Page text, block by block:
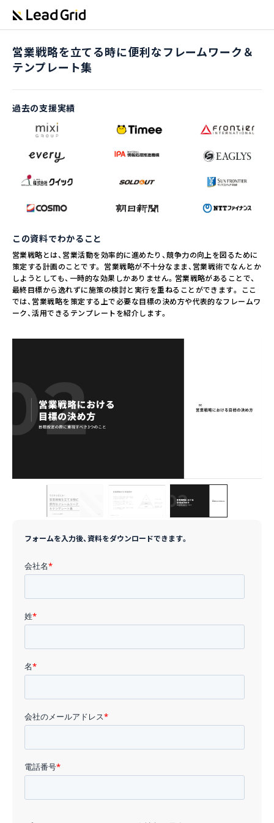
営業戦略を立てる時に便利なフレームワーク＆
テンプレート集
過去の支援実績
この資料でわかること
営業戦略とは、営業活動を効率的に進めたり、競争力の向上を図るために
策定する計画のことです。 営業戦略が不十分なまま、営業戦術でなんとか
しようとしても、一時的な効果しかありません。営業戦略があることで、
最終目標から逸れずに施策の検討と実行を重ねることができます。 ここ
では、営業戦略を策定する上で必要な目標の決め方や代表的なフレームワ
ーク、活用できるテンプレートを紹介します。
フォームを入力後、資料をダウンロードできます。